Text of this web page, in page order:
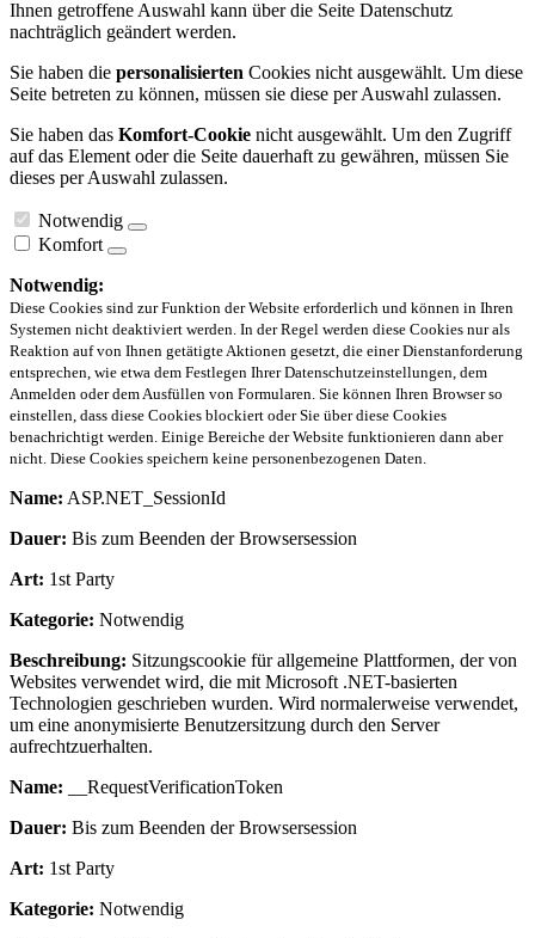
Ihnen getroffene Auswahl kann über die Seite Datenschutz
nachträglich geändert werden.
Sie haben die personalisierten Cookies nicht ausgewählt. Um diese
Seite betreten zu können, müssen sie diese per Auswahl zulassen.
Sie haben das Komfort-Cookie nicht ausgewählt. Um den Zugriff
auf das Element oder die Seite dauerhaft zu gewähren, müssen Sie
dieses per Auswahl zulassen.
Notwendig
Komfort
Notwendig:
Diese Cookies sind zur Funktion der Website erforderlich und können in Ihren
Systemen nicht deaktiviert werden. In der Regel werden diese Cookies nur als
Reaktion auf von Ihnen getätigte Aktionen gesetzt, die einer Dienstanforderung
entsprechen, wie etwa dem Festlegen Ihrer Datenschutzeinstellungen, dem
Anmelden oder dem Ausfüllen von Formularen. Sie können Ihren Browser so
einstellen, dass diese Cookies blockiert oder Sie über diese Cookies
benachrichtigt werden. Einige Bereiche der Website funktionieren dann aber
nicht. Diese Cookies speichern keine personenbezogenen Daten.
Name: ASP.NET_SessionId
Dauer: Bis zum Beenden der Browsersession
Art: 1st Party
Kategorie: Notwendig
Beschreibung: Sitzungscookie für allgemeine Plattformen, der von
Websites verwendet wird, die mit Microsoft .NET-basierten
Technologien geschrieben wurden. Wird normalerweise verwendet,
um eine anonymisierte Benutzersitzung durch den Server
aufrechtzuerhalten.
Name: __RequestVerificationToken
Dauer: Bis zum Beenden der Browsersession
Art: 1st Party
Kategorie: Notwendig